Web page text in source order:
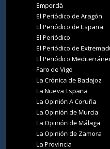
Empordà
El Periódico de Aragón
El Periódico de España
El Periódico
El Periódico de
El Periódico
Faro de Vigo
La Crónica de Badajoz
La Nueva España
La Opinión A Coruña
La Opinión de Murcia
La Opinión de Málaga
La Opinión de Zamora
La Provincia